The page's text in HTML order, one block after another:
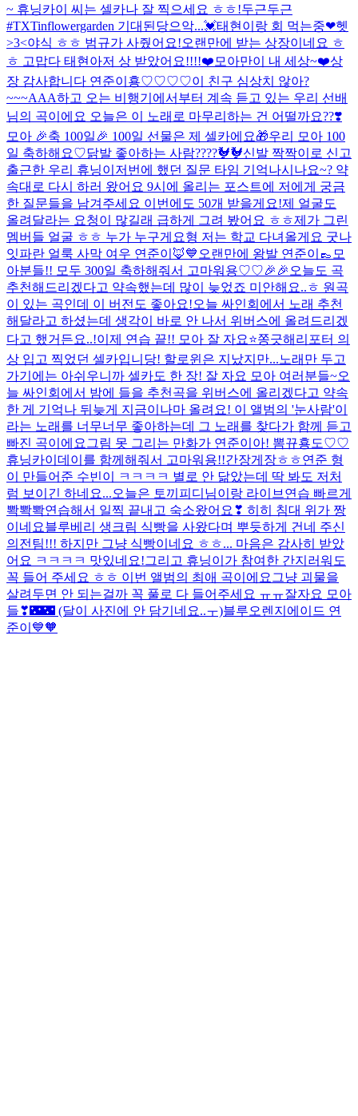
~ 휴닝카이 씨는 셀카나 잘 찍으세요 ㅎㅎ!두근두근
#TXTinflowergarden 기대된당으악...💓태현이랑 회 먹는중❤헷
>3<야식 ㅎㅎ 범규가 사줬어요!오랜만에 받는 상장이네요 ㅎ
ㅎ 고맙다 태현아저 상 받았어요!!!!❤️ 모아만이 내 세상~❤️상
장 감사합니다 연준이횽♡♡♡♡이 친구 심상치 않아?
~~~AAA하고 오는 비행기에서부터 계속 듣고 있는 우리 선배
님의 곡이에요 오늘은 이 노래로 마무리하는 건 어떨까요??❣️
모아 🎉축 100일🎉 100일 선물은 제 셀카에요🎁우리 모아 100
일 축하해요♡닭발 좋아하는 사람????🐓🐓신발 짝짝이로 신고
출근한 우리 휴닝이 저번에 했던 질문 타임 기억나시나요~? 약
속대로 다시 하러 왔어요 9시에 올리는 포스트에 저에게 궁금
한 질문들을 남겨주세요 이번에도 50개 받을게요!제 얼굴도
올려달라는 요청이 많길래 급하게 그려 봤어요 ㅎㅎ제가 그린
멤버들 얼굴 ㅎㅎ 누가 누구게요형 저는 학교 다녀올게요 굿나
잇파란 얼룩 사막 여우 연준이🦊💙 오랜만에 왕발 연준이👞 모
아분들!! 모두 300일 축하해줘서 고마워용♡♡🎉🎉 오늘도 곡
추천해드리겠다고 약속했는데 많이 늦었죠 미안해요..ㅎ 원곡
이 있는 곡인데 이 버전도 좋아요!오늘 싸인회에서 노래 추천
해달라고 하셨는데 생각이 바로 안 나서 위버스에 올려드리겠
다고 했거든요..!이제 연습 끝!! 모아 잘 자요⭐️쫑긋해리포터 의
상 입고 찍었던 셀카입니당! 할로윈은 지났지만...노래만 두고
가기에는 아쉬우니까 셀카도 한 장! 잘 자요 모아 여러분들~오
늘 싸인회에서 밤에 들을 추천곡을 위버스에 올리겠다고 약속
한 게 기억나 뒤늦게 지금이나마 올려요! 이 앨범의 '눈사람'이
라는 노래를 너무너무 좋아하는데 그 노래를 찾다가 함께 듣고
빠진 곡이에요 그림 못 그리는 만화가 연준이 아! 뽐뀨횽도♡♡
휴닝카이데이를 함께해줘서 고마워용!!간장게장ㅎㅎ연준 형
이 만들어준 수빈이 ㅋㅋㅋㅋ 별로 안 닮았는데 딱 봐도 저처
럼 보이긴 하네요...오늘은 토끼피디님이랑 라이브연습 빠르게
뽝뽝뽝연습해서 일찍 끝내고 숙소왔어요❣ 히히 침대 위가 짱
이네요블루베리 생크림 식빵을 사왔다며 뿌듯하게 건네 주신
의전팀!!! 하지만 그냥 식빵이네요 ㅎㅎ... 마음은 감사히 받았
어요 ㅋㅋㅋㅋ 맛있네요!그리고 휴닝이가 참여한 간지러워도
꼭 들어 주세요 ㅎㅎ 이번 앨범의 최애 곡이에요 그냥 괴물을
살려두면 안 되는걸까 꼭 풀로 다 들어주세요 ㅠㅠ잘자요 모아
들❣🌃🌃 (달이 사진에 안 담기네요..ㅜ)블루오렌지에이드 연
준이💙🧡